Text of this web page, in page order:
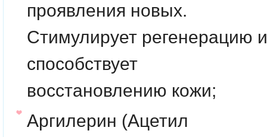
проявления новых.
Стимулирует регенерацию и
способствует
восстановлению кожи;
Аргилерин (Ацетил